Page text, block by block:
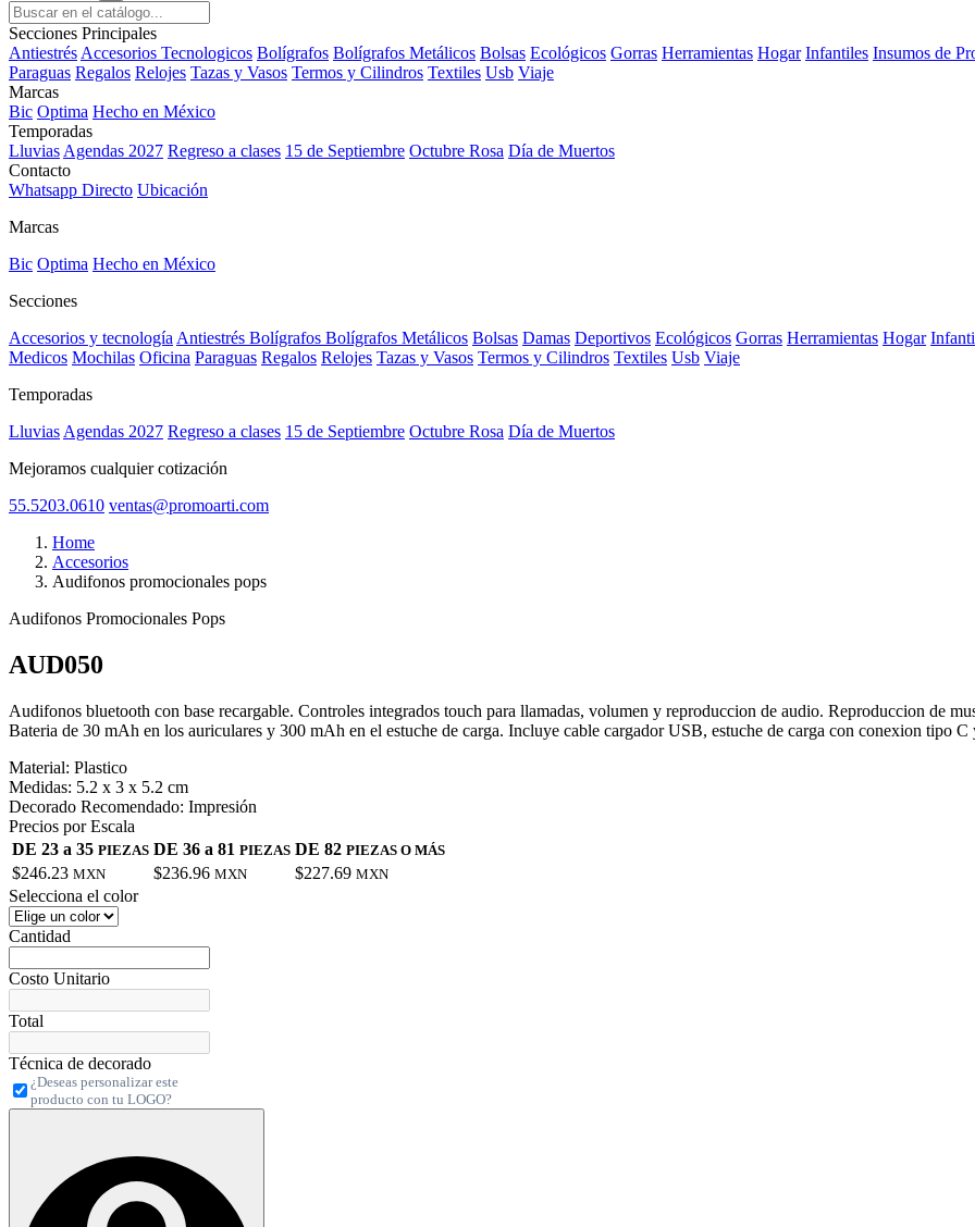
Secciones Principales
Antiestrés Accesorios Tecnologicos Bolígrafos Bolígrafos Metálicos Bolsas Ecológicos Gorras Herramientas Hogar Infantiles Insumos de
Paraguas Regalos Relojes Tazas y Vasos Termos y Cilindros Textiles Usb Viaje
Marcas
Bic Optima Hecho en México
Temporadas
Lluvias Agendas 2027 Regreso a clases 15 de Septiembre Octubre Rosa Día de Muertos
Contacto
Whatsapp Directo Ubicación
Marcas
Bic Optima Hecho en México
Secciones
Accesorios y tecnología Antiestrés Bolígrafos Bolígrafos Metálicos Bolsas Damas Deportivos Ecológicos Gorras Herramientas Hogar
Medicos Mochilas Oficina Paraguas Regalos Relojes Tazas y Vasos Termos y Cilindros Textiles Usb Viaje
Temporadas
Lluvias Agendas 2027 Regreso a clases 15 de Septiembre Octubre Rosa Día de Muertos
Mejoramos cualquier cotización
55.5203.0610 ventas@promoarti.com
Home
Accesorios
Audifonos promocionales pops
Audifonos Promocionales Pops
AUD050
Audifonos bluetooth con base recargable. Controles integrados touch para llamadas, volumen y reproduccion de audio. Reproduccion de
Bateria de 30 mAh en los auriculares y 300 mAh en el estuche de carga. Incluye cable cargador USB, estuche de carga con conexion tipo
Material: Plastico
Medidas: 5.2 x 3 x 5.2 cm
Decorado Recomendado: Impresión
Precios por Escala
DE 23 a 35 PIEZAS DE 36 a 81 PIEZAS DE 82 PIEZAS O MÁS
$246.23 MXN $236.96 MXN $227.69 MXN
Selecciona el color
Cantidad
Costo Unitario
Total
Técnica de decorado
¿Deseas personalizar este
producto con tu LOGO?